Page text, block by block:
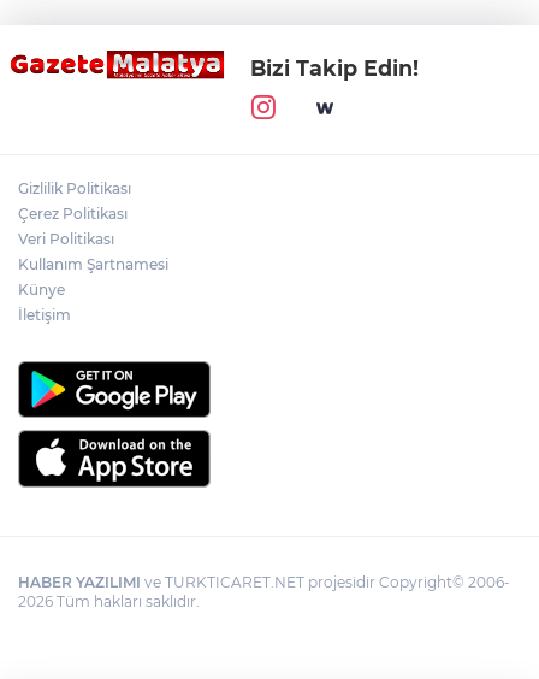
Bizi Takip Edin!
Gizlilik Politikası
Çerez Politikası
Veri Politikası
Kullanım Şartnamesi
Künye
İletişim
HABER YAZILIMI ve TURKTICARET.NET projesidir Copyright© 2006-
2026 Tüm hakları saklıdır.